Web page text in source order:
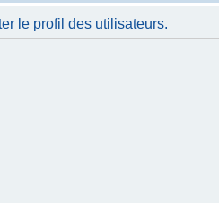
le profil des utilisateurs.